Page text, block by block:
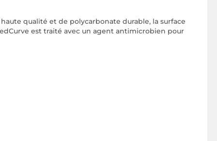
qualité et de polycarbonate durable, la surface
est traité avec un agent antimicrobien pour